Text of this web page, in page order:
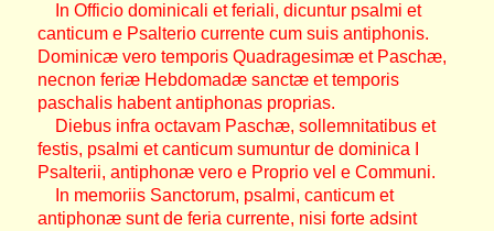
In Officio dominicali et feriali, dicuntur psalmi et
canticum e Psalterio currente cum suis antiphonis.
Dominicæ vero temporis Quadragesimæ et Paschæ,
necnon feriæ Hebdomadæ sanctæ et temporis
paschalis habent antiphonas proprias.
Diebus infra octavam Paschæ, sollemnitatibus et
festis, psalmi et canticum sumuntur de dominica I
Psalterii, antiphonæ vero e Proprio vel e Communi.
In memoriis Sanctorum, psalmi, canticum et
antiphonæ sunt de feria currente, nisi forte adsint